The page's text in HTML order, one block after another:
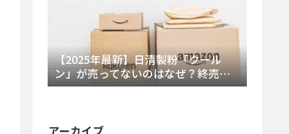
【2025年最新】日清製粉「クール
ン」が売ってないのはなぜ？終売の
真相とレアチーズケーキ代替品・再
アーカイブ